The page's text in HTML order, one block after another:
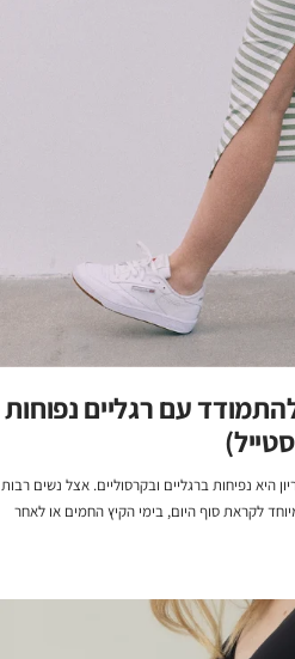
עם רגליים נפוחות
היא נפיחות ברגליים ובקרסוליים. אצל נשים רבות
לקראת סוף היום, בימי הקיץ החמים או לאחר